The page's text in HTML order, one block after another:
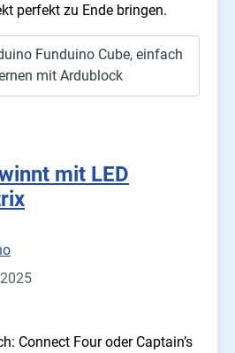
perfekt zu Ende bringen.
Funduino Cube, einfach
mit Ardublock
mit LED
Connect Four oder Captain’s